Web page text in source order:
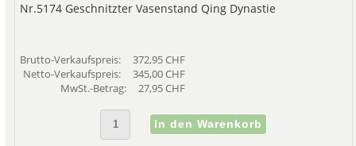
Nr.5174 Geschnitzter Vasenstand Qing Dynastie
Brutto-Verkaufspreis:
372,95 CHF
Netto-Verkaufspreis:
345,00 CHF
MwSt.-Betrag:
27,95 CHF